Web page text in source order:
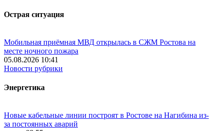
Острая ситуация
Мобильная приёмная МВД открылась в СЖМ Ростова на
месте ночного пожара
05.08.2026 10:41
Новости рубрики
Энергетика
Новые кабельные линии построят в Ростове на Нагибина из-
за постоянных аварий